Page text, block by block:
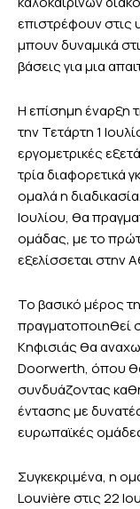
επιστρέφουν στις
μπουν δυναμικά
βάσεις για μια
Η επίσημη έναρξη
την Τετάρτη 1
εργομετρικές
τρία διαφορετικά
ομαλά η
Ιουλίου, θα
ομάδας, με το
εξελίσσεται στην
Το βασικό μέρος
πραγματοποιηθεί
Κηφισιάς θα
Doorwerth, όπου
συνδυάζοντας
έντασης με
ευρωπαϊκές
Συγκεκριμένα, η
Louvière στις 22